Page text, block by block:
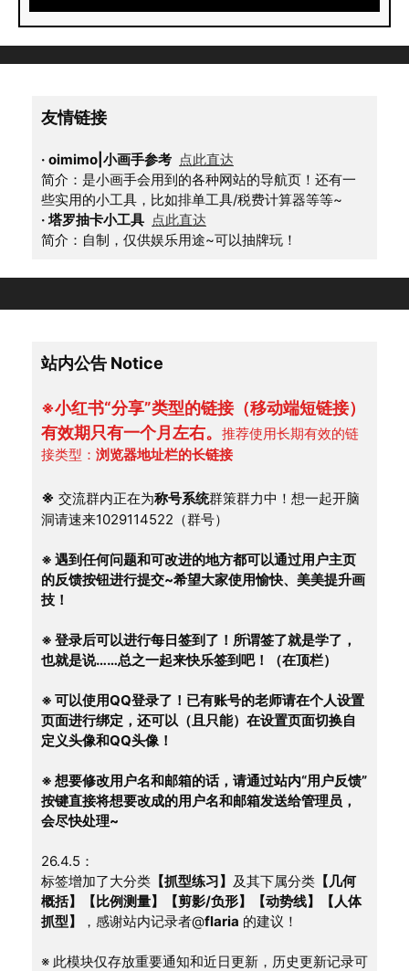
友情链接
· oimimo|小画手参考 点此直达
简介：是小画手会用到的各种网站的导航页！还有一
些实用的小工具，比如排单工具/税费计算器等等~
· 塔罗抽卡小工具 点此直达
简介：自制，仅供娱乐用途~可以抽牌玩！
站内公告 Notice
※小红书“分享”类型的链接（移动端短链接）
有效期只有一个月左右。 推荐使用长期有效的链
接类型： 浏览器地址栏的长链接
※ 交流群内正在为称号系统群策群力中！想一起开脑
洞请速来1029114522（群号）
※ 遇到任何问题和可改进的地方都可以通过用户主页
的反馈按钮进行提交~希望大家使用愉快、美美提升画
技！
※ 登录后可以进行每日签到了！所谓签了就是学了，
也就是说……总之一起来快乐签到吧！（在顶栏）
※ 可以使用QQ登录了！已有账号的老师请在个人设置
页面进行绑定，还可以（且只能）在设置页面切换自
定义头像和QQ头像！
※ 想要修改用户名和邮箱的话，请通过站内“用户反馈”
按键直接将想要改成的用户名和邮箱发送给管理员，
会尽快处理~
26.4.5：
标签增加了大分类 【抓型练习】 及其下属分类 【几何
概括】【比例测量】【剪影/负形】【动势线】【人体
抓型】
，感谢站内记录者@flaria 的建议！
※ 此模块仅存放重要通知和近日更新，历史更新记录可